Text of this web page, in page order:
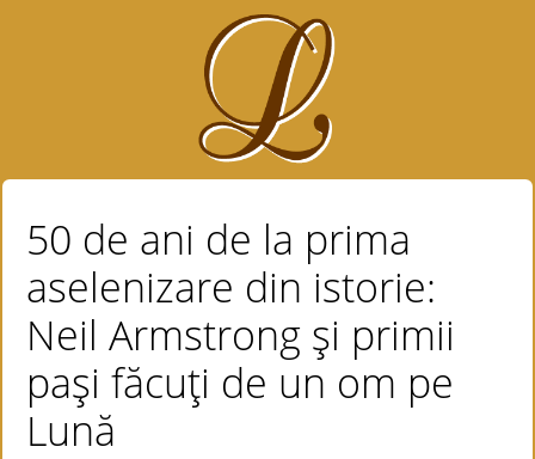
50 de ani de la prima
aselenizare din istorie:
Neil Armstrong şi primii
paşi făcuţi de un om pe
Lună